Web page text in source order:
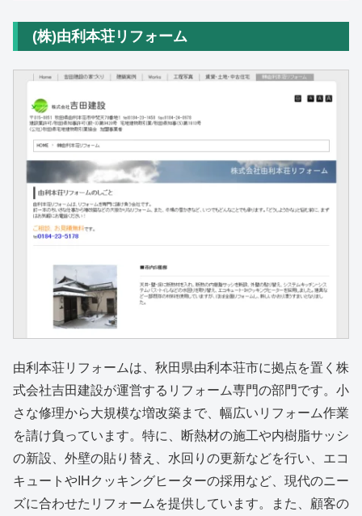
(株)由利本荘リフォーム
由利本荘リフォームは、秋田県由利本荘市に拠点を置く株
式会社吉田建設が運営するリフォーム専門の部門です。小
さな修理から大規模な増改築まで、幅広いリフォーム作業
を請け負っています。特に、断熱材の施工や内樹脂サッシ
の新設、外壁の貼り替え、水回りの更新などを行い、エコ
キュートやIHクッキングヒーターの採用など、現代のニー
ズに合わせたリフォームを提供しています。また、顧客の